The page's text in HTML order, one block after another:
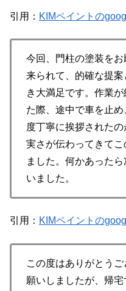
引用： KIMペイントの
今回、門柱の塗装を
来られて、的確な提
き大満足です。作業
た際、途中で車を止
度丁寧に挨拶された
実さが伝わってきて
ました。何かあった
いました。
引用： KIMペイントの
この度はありがとう
願いしましたが、帰